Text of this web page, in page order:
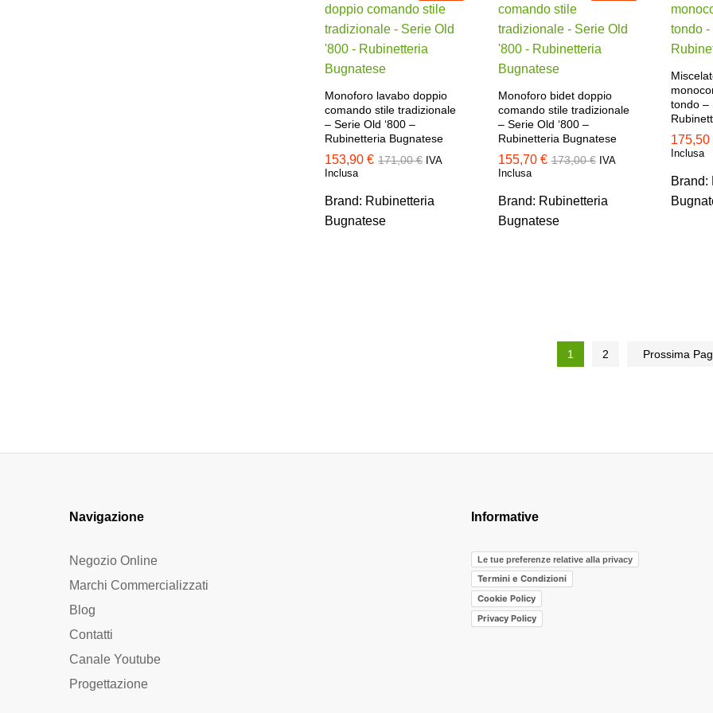
Monoforo lavabo doppio
comando stile tradizionale
– Serie Old ‘800 –
Rubinetteria Bugnatese
153,90 € 171,00€ IVA
Inclusa
153,90 € 171,00€
Brand: Rubinetteria
Bugnatese
Monoforo bidet doppio
comando stile tradizionale
– Serie Old ‘800 –
Rubinetteria Bugnatese
155,70 € 173,00€ IVA
Inclusa
155,70 € 173,00€
Brand: Rubinetteria
Bugnatese
tondo –
175,50
Inclusa
175,50
Brand:
1 2 Prossima
Navigazione
Negozio Online
Marchi Commercializzati
Blog
Contatti
Canale Youtube
Progettazione
Informative
Le tue preferenze relative alla privacy
Termini e Condizioni
Cookie Policy
Privacy Policy